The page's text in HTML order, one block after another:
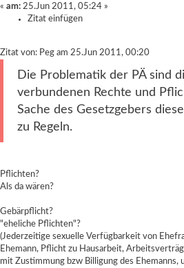
« am: 25.Jun 2011, 05:24 »
Zitat einfügen
Zitat von: Peg am 25.Jun 2011, 00:20
Die Problematik der PÄ sind
verbundenen Rechte und
Sache des Gesetzgebers
zu Regeln.
Pflichten?
Als da wären?
Gebärpflicht?
"eheliche Pflichten"?
(Jederzeitige sexuelle Verfügbarkeit von
Ehemann, Pflicht zu Hausarbeit,
mit Zustimmung bzw Billigung des Ehemanns,